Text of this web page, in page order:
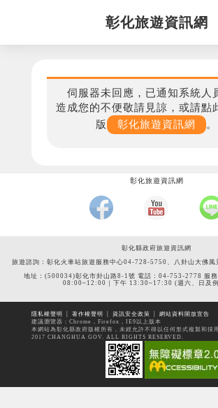
彰化旅遊資訊網
伺服器未回應，已通知系統人
造成您的不便敬請見諒，或請點
版
彰化旅遊資訊網 。
彰化旅遊資訊網
彰化縣政府旅遊資訊網
旅遊諮詢：彰化火車站旅遊服務中心04-728-5750、八卦山大佛
地址：(500034)彰化市卦山路8-1號 電話：04-753-2778 服務
08:00~12:00｜下午 13:30~17:30 (週六、日及
隱私權聲明 著作權聲明 資訊安全政策
網站資料開放宣告
建議瀏覽器：Chrome，Firefox，IE9以上版本
本網站為彰化縣政府版權所有，未經允許不得以任何形式複製和採
2017 CHANGHUA GOV. ALL RIGHTS RESERVED.